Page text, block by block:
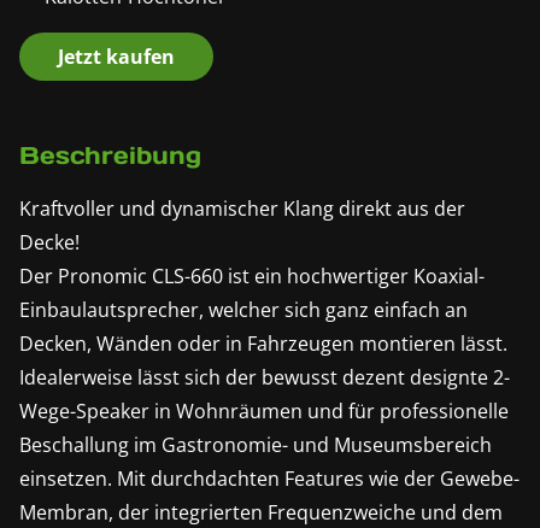
Jetzt kaufen
Beschreibung
Kraftvoller und dynamischer Klang direkt aus der
Decke!
Der Pronomic CLS-660 ist ein hochwertiger Koaxial-
Einbaulautsprecher, welcher sich ganz einfach an
Decken, Wänden oder in Fahrzeugen montieren lässt.
Idealerweise lässt sich der bewusst dezent designte 2-
Wege-Speaker in Wohnräumen und für professionelle
Beschallung im Gastronomie- und Museumsbereich
einsetzen. Mit durchdachten Features wie der Gewebe-
Membran, der integrierten Frequenzweiche und dem